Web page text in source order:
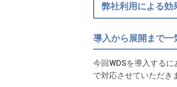
弊社利用による効
導入から展開まで一
今回WDSを導入する
で対応させていただき